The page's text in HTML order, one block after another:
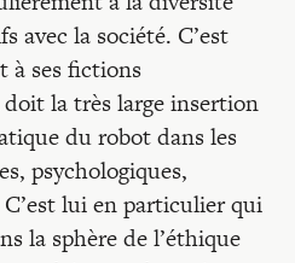
avec la société. C’est
à ses fictions
la très large insertion
du robot dans les
psychologiques,
lui en particulier qui
la sphère de l’éthique